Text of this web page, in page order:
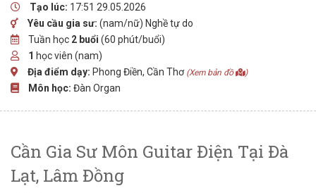
Tạo lúc: 17:51 29.05.2026
Yêu cầu gia sư: (nam/nữ) Nghề tự do
Tuần học 2 buổi (60 phút/buổi)
1 học viên (nam)
Địa điểm dạy: Phong Điền, Cần Thơ (Xem bản đồ )
Môn học: Đàn Organ
Cần Gia Sư Môn Guitar Điện Tại Đà
Lạt, Lâm Đồng